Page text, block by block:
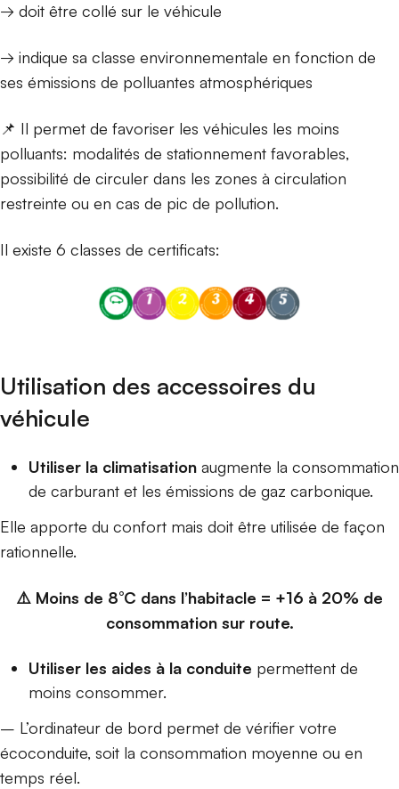
→ doit être collé sur le véhicule
→ indique sa classe environnementale en fonction de
ses émissions de polluantes atmosphériques
📌 Il permet de favoriser les véhicules les moins
polluants: modalités de stationnement favorables,
possibilité de circuler dans les zones à circulation
restreinte ou en cas de pic de pollution.
Il existe 6 classes de certificats:
Utilisation des accessoires du
véhicule
Utiliser la climatisation augmente la consommation
de carburant et les émissions de gaz carbonique.
Elle apporte du confort mais doit être utilisée de façon
rationnelle.
⚠️ Moins de 8°C dans l’habitacle = +16 à 20% de
consommation sur route.
Utiliser les aides à la conduite permettent de
moins consommer.
– L’ordinateur de bord permet de vérifier votre
écoconduite, soit la consommation moyenne ou en
temps réel.